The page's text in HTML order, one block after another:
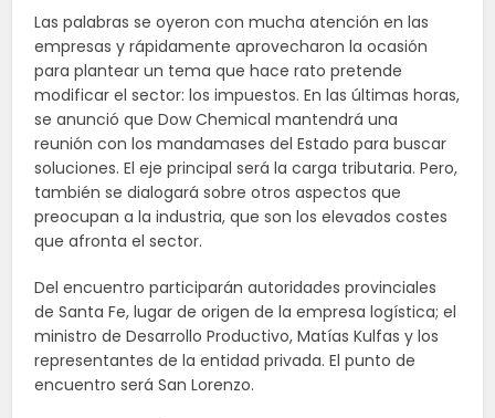
Las palabras se oyeron con mucha atención en las
empresas y rápidamente aprovecharon la ocasión
para plantear un tema que hace rato pretende
modificar el sector: los impuestos. En las últimas horas,
se anunció que Dow Chemical mantendrá una
reunión con los mandamases del Estado para buscar
soluciones. El eje principal será la carga tributaria. Pero,
también se dialogará sobre otros aspectos que
preocupan a la industria, que son los elevados costes
que afronta el sector.
Del encuentro participarán autoridades provinciales
de Santa Fe, lugar de origen de la empresa logística; el
ministro de Desarrollo Productivo, Matías Kulfas y los
representantes de la entidad privada. El punto de
encuentro será San Lorenzo.